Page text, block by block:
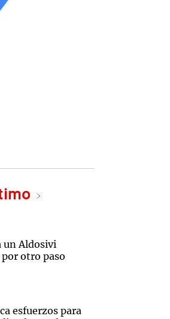
un Aldosivi
otro paso
esfuerzos para